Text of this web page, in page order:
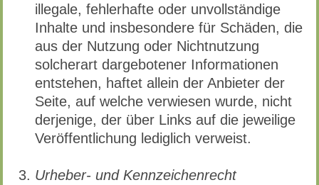
illegale, fehlerhafte oder unvollständige
Inhalte und insbesondere für Schäden, die
aus der Nutzung oder Nichtnutzung
solcherart dargebotener Informationen
entstehen, haftet allein der Anbieter der
Seite, auf welche verwiesen wurde, nicht
derjenige, der über Links auf die jeweilige
Veröffentlichung lediglich verweist.
Urheber- und Kennzeichenrecht